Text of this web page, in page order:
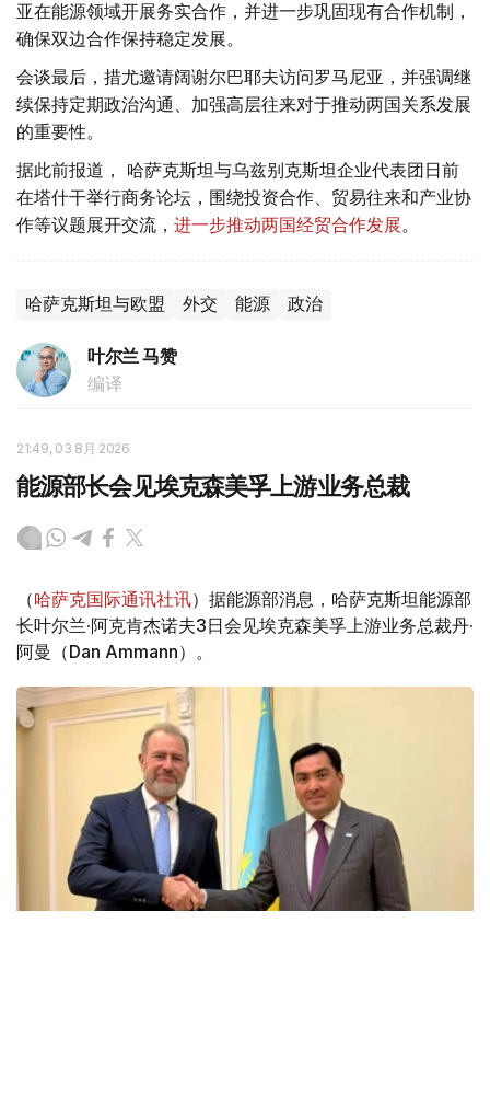
亚在能源领域开展务实合作，并进一步巩固现有合作机制，
确保双边合作保持稳定发展。
会谈最后，措尤邀请阔谢尔巴耶夫访问罗马尼亚，并强调继
续保持定期政治沟通、加强高层往来对于推动两国关系发展
的重要性。
据此前报道， 哈萨克斯坦与乌兹别克斯坦企业代表团日前
在塔什干举行商务论坛，围绕投资合作、贸易往来和产业协
作等议题展开交流， 进一步推动两国经贸合作发展。
哈萨克斯坦与欧盟 外交 能源 政治
叶尔兰 马赞
编译
21:49, 03 8月 2026
能源部长会见埃克森美孚上游业务总裁
（哈萨克国际通讯社讯）据能源部消息，哈萨克斯坦能源部
长叶尔兰·阿克肯杰诺夫3日会见埃克森美孚上游业务总裁丹·
阿曼（Dan Ammann）。